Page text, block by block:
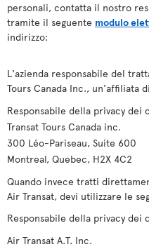
personali, contatta il nostro
tramite il seguente modulo
indirizzo:
L'azienda responsabile del
Tours Canada Inc., un'affiliata
Responsabile della privacy dei
Transat Tours Canada inc.
300 Léo-Pariseau, Suite 600
Montreal, Quebec, H2X 4C2
Quando invece tratti
Air Transat, devi utilizzare le
Responsabile della privacy dei
Air Transat A.T. Inc.